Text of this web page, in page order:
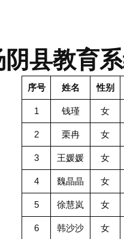
县教育
序号 姓名 性别
1 钱瑾 女
2 栗冉 女
3 王媛媛 女
4 魏晶晶 女
5 徐慧岚 女
6 韩沙沙 女